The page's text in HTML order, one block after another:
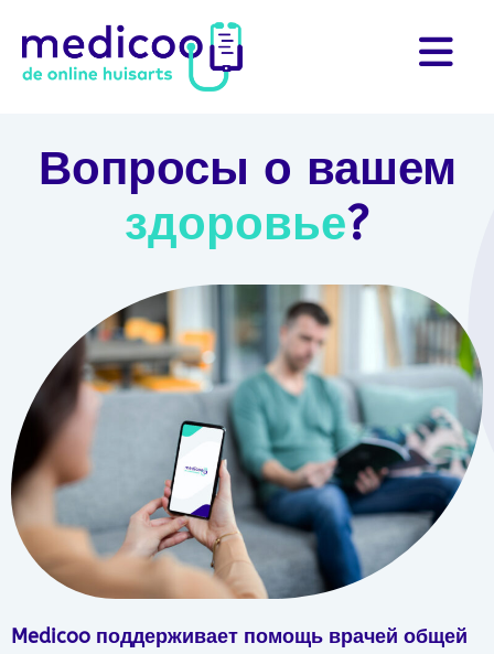
Вопросы о вашем
здоровье?
Medicoo поддерживает помощь врачей общей